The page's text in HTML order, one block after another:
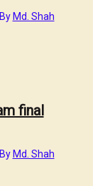
Md. Shah
final
Md. Shah